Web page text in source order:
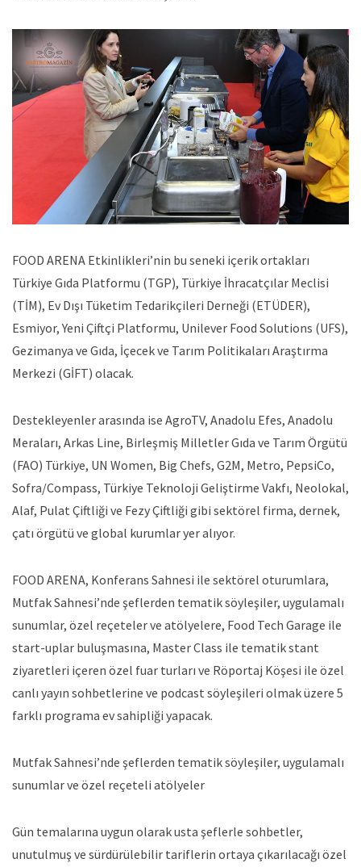
FOOD ARENA Etkinlikleri’nin bu seneki içerik ortakları
Türkiye Gıda Platformu (TGP), Türkiye İhracatçılar Meclisi
(TİM), Ev Dışı Tüketim Tedarikçileri Derneği (ETÜDER),
Esmiyor, Yeni Çiftçi Platformu, Unilever Food Solutions (UFS),
Gezimanya ve Gıda, İçecek ve Tarım Politikaları Araştırma
Merkezi (GİFT) olacak.
Destekleyenler arasında ise AgroTV, Anadolu Efes, Anadolu
Meraları, Arkas Line, Birleşmiş Milletler Gıda ve Tarım Örgütü
(FAO) Türkiye, UN Women, Big Chefs, G2M, Metro, PepsiCo,
Sofra/Compass, Türkiye Teknoloji Geliştirme Vakfı, Neolokal,
Alaf, Pulat Çiftliği ve Fezy Çiftliği gibi sektörel firma, dernek,
çatı örgütü ve global kurumlar yer alıyor.
FOOD ARENA, Konferans Sahnesi ile sektörel oturumlara,
Mutfak Sahnesi’nde şeflerden tematik söyleşiler, uygulamalı
sunumlar, özel reçeteler ve atölyelere, Food Tech Garage ile
start-uplar buluşmasına, Master Class ile tematik stant
ziyaretleri içeren özel fuar turları ve Röportaj Köşesi ile özel
canlı yayın sohbetlerine ve podcast söyleşileri olmak üzere 5
farklı programa ev sahipliği yapacak.
Mutfak Sahnesi’nde şeflerden tematik söyleşiler, uygulamalı
sunumlar ve özel reçeteli atölyeler
Gün temalarına uygun olarak usta şeflerle sohbetler,
unutulmuş ve sürdürülebilir tariflerin ortaya çıkarılacağı özel